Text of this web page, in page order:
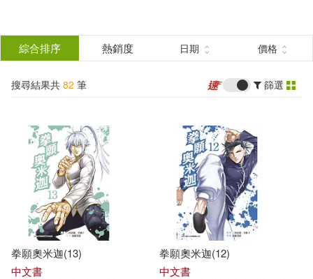
結
分類 (單選)
所有商品(82) 圖書(41)
電子書(41)
作者 (可複選)
達露沒恩(73)
綜合排序 熱銷度 日期 價格
搜尋結果共 82 筆 篩選
拳願奧米迦(13)
中文書
拳願奧米迦(12)
中文書